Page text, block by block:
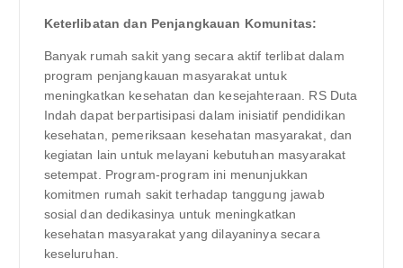
Keterlibatan dan Penjangkauan Komunitas:
Banyak rumah sakit yang secara aktif terlibat dalam
program penjangkauan masyarakat untuk
meningkatkan kesehatan dan kesejahteraan. RS Duta
Indah dapat berpartisipasi dalam inisiatif pendidikan
kesehatan, pemeriksaan kesehatan masyarakat, dan
kegiatan lain untuk melayani kebutuhan masyarakat
setempat. Program-program ini menunjukkan
komitmen rumah sakit terhadap tanggung jawab
sosial dan dedikasinya untuk meningkatkan
kesehatan masyarakat yang dilayaninya secara
keseluruhan.